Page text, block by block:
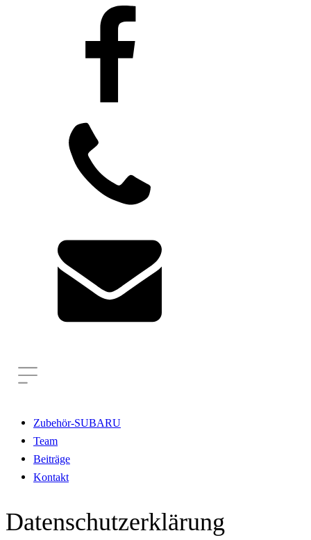
Zubehör-SUBARU
Team
Beiträge
Kontakt
Datenschutz­erklärung